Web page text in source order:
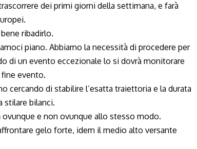
dei primi giorni della settimana, e farà
ribadirlo.
piano. Abbiamo la necessità di procedere per
di un evento eccezionale lo si dovrà monitorare
evento.
cercando di stabilire l’esatta traiettoria e la durata
stilare bilanci.
ovunque e non ovunque allo stesso modo.
gelo forte, idem il medio alto versante